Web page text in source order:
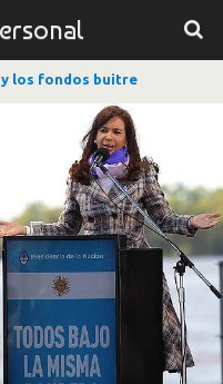
los fondos buitre